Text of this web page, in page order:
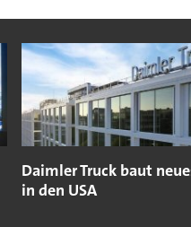
Daimler Truck baut
in den USA